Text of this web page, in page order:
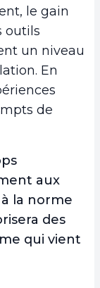
le gain
outils
un niveau
En
de
aux
la norme
des
qui vient